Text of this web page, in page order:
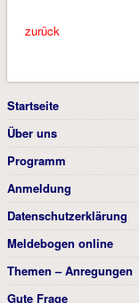
zurück
Startseite
Über uns
Programm
Anmeldung
Datenschutzerklärung
Meldebogen online
Themen – Anregungen
Gute Frage